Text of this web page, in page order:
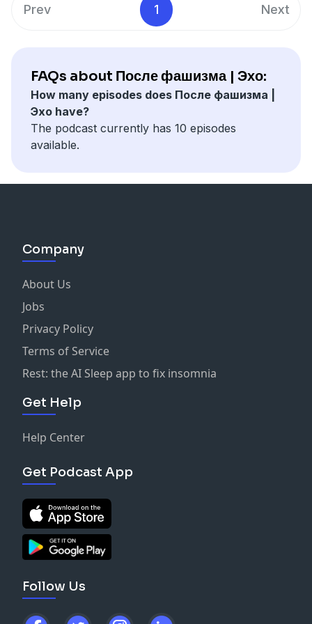
закончились три европейские диктатуры». Ведущий
Если вам понравился выпуск, поддержите наш
подкаст донатом:https://campsite.bio/echofm
Актуальная ссылка на зеркало сайта (для перехода
из России без VPN) в телеграм-канале ЭХО FM:
https://t.me/echofm_online
Вы также найдёте там мнения, расшифровки
прессы и многое другое.
Prev 1 Next
FAQs about После фашизма | Эхо:
How many episodes does После фашизма |
Эхо have?
The podcast currently has 10 episodes
available.
Company
About Us
Jobs
Privacy Policy
Terms of Service
Rest: the AI Sleep app to fix insomnia
Get Help
Help Center
Get Podcast App
Follow Us